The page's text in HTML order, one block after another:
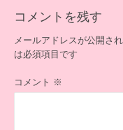
シ
ョ
ン
コメントを残す
メールアドレスが公開さ
は必須項目です
コメント ※